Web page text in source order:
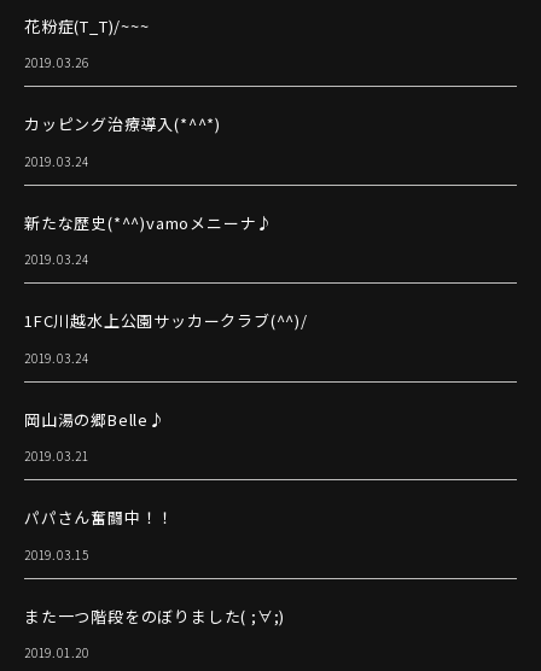
花粉症(T_T)/~~~
2019.03.26
カッピング治療導入(*^^*)
2019.03.24
新たな歴史(*^^)vamoメニーナ♪
2019.03.24
1FC川越水上公園サッカークラブ(^^)/
2019.03.24
岡山湯の郷Belle♪
2019.03.21
パパさん奮闘中！！
2019.03.15
また一つ階段をのぼりました( ;∀;)
2019.01.20